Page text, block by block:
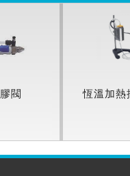
閥 恆溫加熱